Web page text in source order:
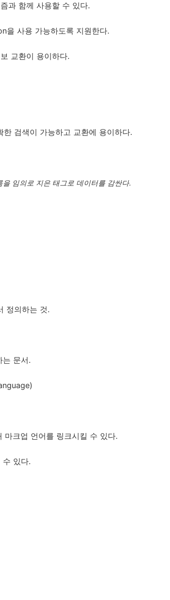
과 함께 사용할 수 있다.
을 사용 가능하도록 지원한다.
교환이 용이하다.
검색이 가능하고 교환에 용이하다.
임의로 지은 태그로 데이터를 감싼다.
정의하는 것.
는 문서.
마크업 언어를 링크시킬 수 있다.
있다.